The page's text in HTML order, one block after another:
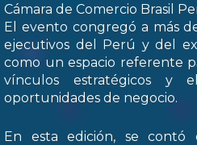
Cámara de Comercio Brasil
El evento congregó a más
ejecutivos del Perú y del
como un espacio referente
vínculos estratégicos y
oportunidades de negocio.
En esta edición, se contó